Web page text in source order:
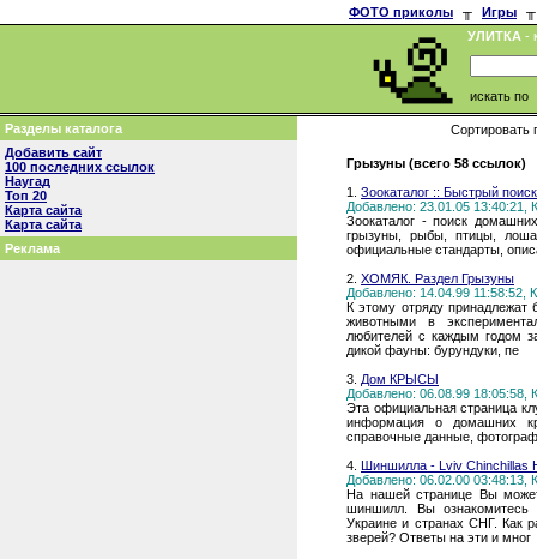
ФОТО приколы ╥ Игры
╥
УЛИТКА -
искать по
Разделы каталога
Добавить сайт
100 последних ссылок
Наугад
Топ 20
Карта сайта
Карта сайта
Реклама
Сортировать
Грызуны (всего 58 ссылок)
1. Зоокаталог :: Быстрый
Добавлено: 23.01.05 13:40:21,
Зоокаталог - поиск
грызуны, рыбы, птицы,
официальные стандарты,
2. ХОМЯК. Раздел Грызуны
Добавлено: 14.04.99 11:58:52,
К этому отряду
животными в
любителей с каждым годом
дикой фауны: бурундуки, пе
3. Дом КРЫСЫ
Добавлено: 06.08.99 18:05:58,
Эта официальная страница
информация о домашних
справочные данные,
4. Шиншилла - Lviv Chinchillas
Добавлено: 06.02.00 03:48:13,
На нашей странице Вы
шиншилл. Вы ознакомитесь
Украине и странах СНГ. Как
зверей? Ответы на эти и мног